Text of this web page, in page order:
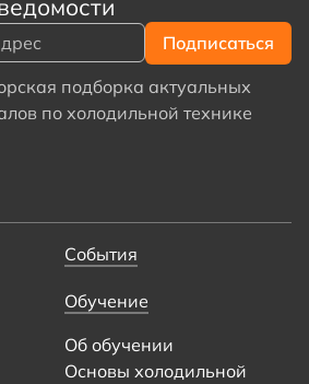
подборка актуальных
по холодильной технике
События
Обучение
Об обучении
Основы холодильной